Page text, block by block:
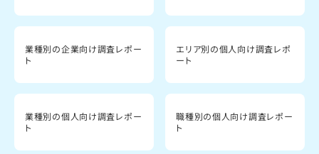
業種別の企業向け調査レポー
ト
エリア別の個人向け調査レポ
ート
業種別の個人向け調査レポー
ト
職種別の個人向け調査レポー
ト